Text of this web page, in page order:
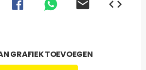
GRAFIEK TOEVOEGEN